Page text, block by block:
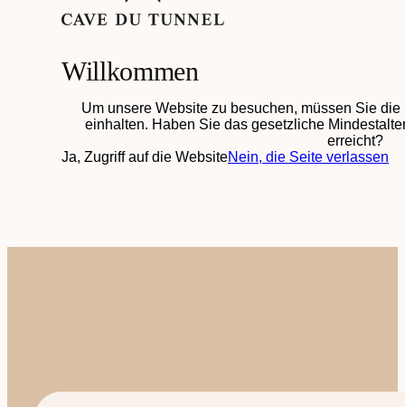
Willkommen
Um unsere Website zu besuchen, müssen Sie
einhalten. Haben Sie das gesetzliche
erreicht?
Ja, Zugriff auf die WebsiteNein, die Seite verlassen